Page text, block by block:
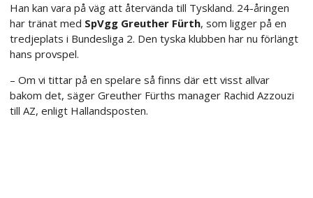
Han kan vara på väg att återvända till Tyskland. 24-åringen
har tränat med SpVgg Greuther Fürth, som ligger på en
tredjeplats i Bundesliga 2. Den tyska klubben har nu förlängt
hans provspel.
– Om vi tittar på en spelare så finns där ett visst allvar
bakom det, säger Greuther Fürths manager Rachid Azzouzi
till AZ, enligt Hallandsposten.